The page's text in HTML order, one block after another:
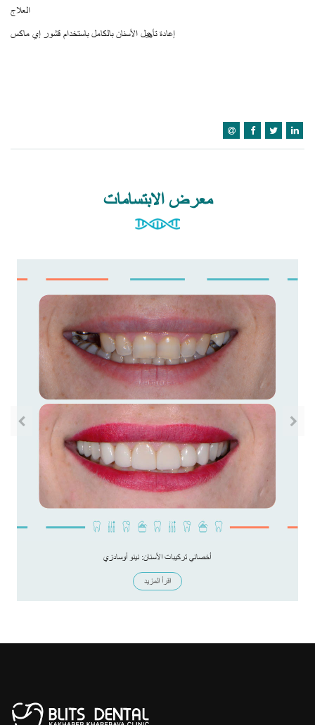
العلاج
إعادة تأهيل الأسنان بالكامل باستخدام قشور إي ماكس
معرض الابتسامات
أخصائي تركيبات الأسنان: نينو أوسادزي
اقرأ المزيد